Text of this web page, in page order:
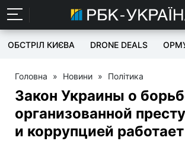
ОБСТРІЛ КИЄВА DRONE DEALS
Головна » Новини » Політика
Закон Украины о
организованной
и коррупцией